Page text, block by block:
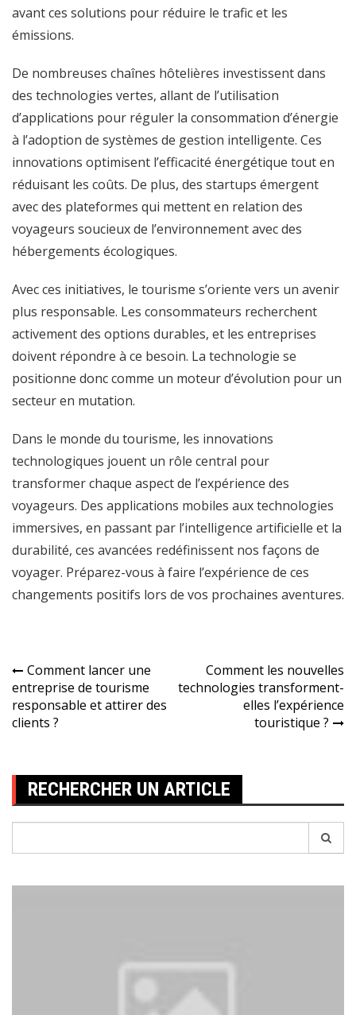
avant ces solutions pour réduire le trafic et les
émissions.
De nombreuses chaînes hôtelières investissent dans
des technologies vertes, allant de l’utilisation
d’applications pour réguler la consommation d’énergie
à l’adoption de systèmes de gestion intelligente. Ces
innovations optimisent l’efficacité énergétique tout en
réduisant les coûts. De plus, des startups émergent
avec des plateformes qui mettent en relation des
voyageurs soucieux de l’environnement avec des
hébergements écologiques.
Avec ces initiatives, le tourisme s’oriente vers un avenir
plus responsable. Les consommateurs recherchent
activement des options durables, et les entreprises
doivent répondre à ce besoin. La technologie se
positionne donc comme un moteur d’évolution pour un
secteur en mutation.
Dans le monde du tourisme, les innovations
technologiques jouent un rôle central pour
transformer chaque aspect de l’expérience des
voyageurs. Des applications mobiles aux technologies
immersives, en passant par l’intelligence artificielle et la
durabilité, ces avancées redéfinissent nos façons de
voyager. Préparez-vous à faire l’expérience de ces
changements positifs lors de vos prochaines aventures.
Navigation
de
l’article
Comment lancer une
entreprise de tourisme
responsable et attirer des
clients ?
Comment les nouvelles
technologies transforment-
elles l’expérience
touristique ?
RECHERCHER UN ARTICLE